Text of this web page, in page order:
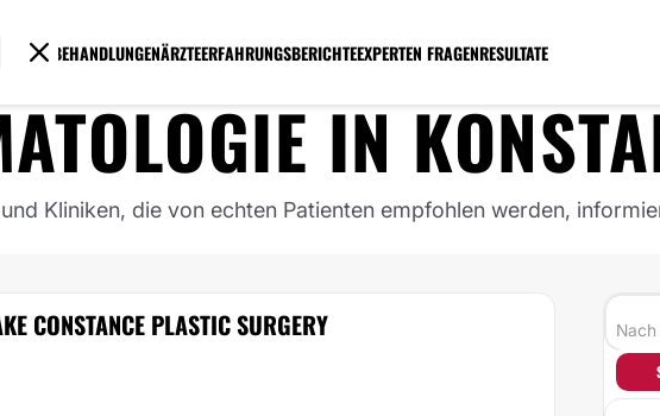
BEHANDLUNGENÄRZTEERFAHRUNGSBERICHTEEXPERTEN FRAGENRESULTATE
IN
Kliniken, die von echten Patienten empfohlen werden,
CONSTANCE PLASTIC SURGERY